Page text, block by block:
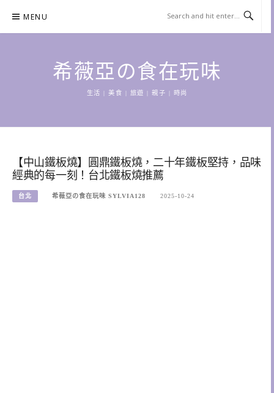
content
MENU
希薇亞の食在玩味
生活 | 美食 | 旅遊 | 親子 | 時尚
【中山鐵板燒】圓鼎鐵板燒，二十年鐵板堅持，品味
經典的每一刻！台北鐵板燒推薦
台北 希薇亞の食在玩味 SYLVIA128 2025-10-24